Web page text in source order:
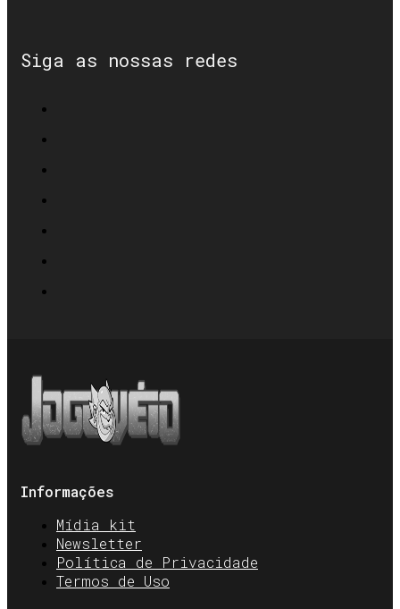
Siga as nossas redes
Informações
Mídia kit
Newsletter
Política de Privacidade
Termos de Uso